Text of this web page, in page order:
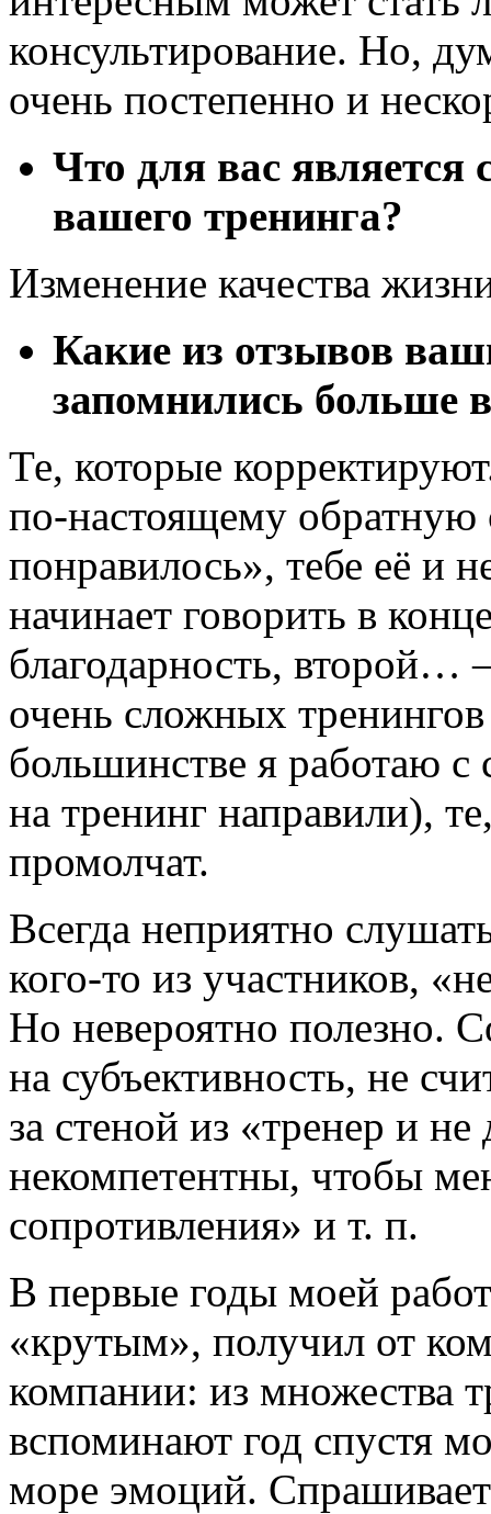
консультирование. Но,
очень постепенно и
Что для вас
вашего тренинга?
Изменение качества
Какие из отзывов
запомнились больше
Те, которые
по-настоящему обратную
понравилось», тебе её и
начинает говорить в
благодарность, второй…
очень сложных
большинстве я работаю с
на тренинг направили),
промолчат.
Всегда неприятно
кого-то из участников,
Но невероятно полезно.
на субъективность, не
за стеной из «тренер и
некомпетентны, чтобы
сопротивления» и т. п.
В первые годы моей
«крутым», получил от
компании: из множества
вспоминают год спустя
море эмоций.